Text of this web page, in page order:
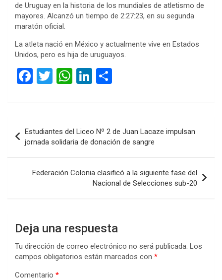
de Uruguay en la historia de los mundiales de atletismo de
mayores. Alcanzó un tiempo de 2:27:23, en su segunda
maratón oficial.
La atleta nació en México y actualmente vive en Estados
Unidos, pero es hija de uruguayos.
F
ce
o
o
k
T
tt
W
at
A
p
p
Li
ke
n
m
ar
tir
de
entradas
Estudiantes del Liceo Nº 2 de Juan Lacaze impulsan
jornada solidaria de donación de sangre
Federación Colonia clasificó a la siguiente fase del
Nacional de Selecciones sub-20
Deja una respuesta
Tu dirección de correo electrónico no será publicada. Los
campos obligatorios están marcados con *
Comentario *